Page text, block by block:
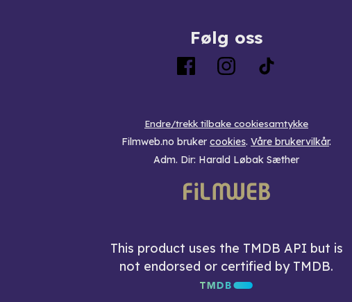
Følg oss
Endre/trekk tilbake cookiesamtykke
Filmweb.no bruker cookies. Våre brukervilkår.
Adm. Dir: Harald Løbak Sæther
This product uses the TMDB API but is
not endorsed or certified by TMDB.